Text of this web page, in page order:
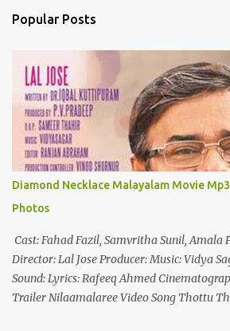
a
m
e
n
t
Popular Posts
Diamond Necklace Malayalam Movie
Photos
Cast: Fahad Fazil, Samvritha Sunil, Amala
Director: Lal Jose Producer: Music: Vidya
Sound: Lyrics: Rafeeq Ahmed
Trailer Nilaamalaree Video Song Thottu